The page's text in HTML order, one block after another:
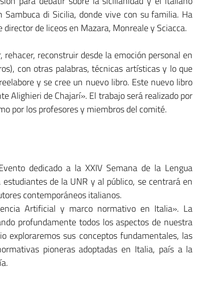
Sambuca di Sicilia, donde vive con su familia. Ha
de liceos en Mazara, Monreale y Sciacca.
reconstruir desde la emoción personal en
con otras palabras, técnicas artísticas y lo que
y se cree un nuevo libro. Este nuevo libro
Alighieri de Chajarí». El trabajo será realizado por
por los profesores y miembros del comité.
dedicado a la XXIV Semana de la Lengua
de la UNR y al público, se centrará en
contemporáneos italianos.
Artificial y marco normativo en Italia». La
profundamente todos los aspectos de nuestra
exploraremos sus conceptos fundamentales, las
pioneras adoptadas en Italia, país a la